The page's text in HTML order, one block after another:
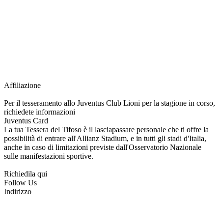
Affiliazione
Per il tesseramento allo Juventus Club Lioni per la stagione in corso,
richiedete informazioni
Juventus Card
La tua Tessera del Tifoso è il lasciapassare personale che ti offre la
possibilità di entrare all'Allianz Stadium, e in tutti gli stadi d'Italia,
anche in caso di limitazioni previste dall'Osservatorio Nazionale
sulle manifestazioni sportive.
Richiedila qui
Follow Us
Indirizzo